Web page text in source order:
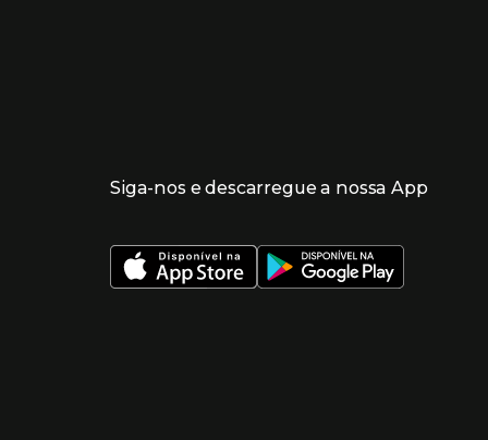
ventana)
ventana)
Siga-nos e descarregue a nossa App